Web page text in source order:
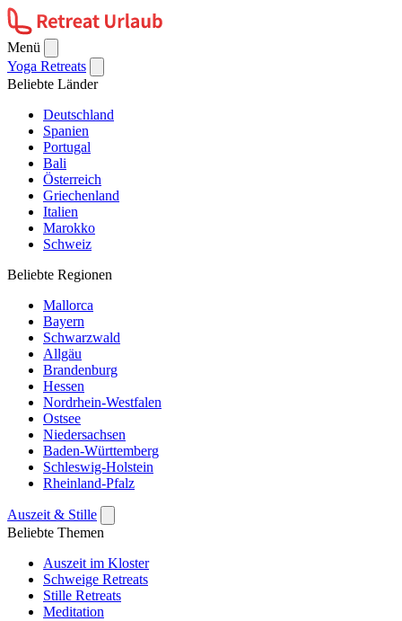
Menü
Yoga Retreats
Beliebte Länder
Deutschland
Spanien
Portugal
Bali
Österreich
Griechenland
Italien
Marokko
Schweiz
Beliebte Regionen
Mallorca
Bayern
Schwarzwald
Allgäu
Brandenburg
Hessen
Nordrhein-Westfalen
Ostsee
Niedersachsen
Baden-Württemberg
Schleswig-Holstein
Rheinland-Pfalz
Auszeit & Stille
Beliebte Themen
Auszeit im Kloster
Schweige Retreats
Stille Retreats
Meditation